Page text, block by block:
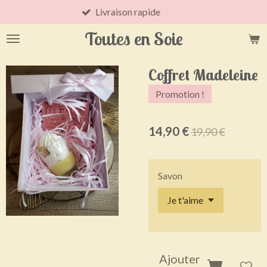
au
contenu
Toutes en Soie
Coffret Madeleine
Promotion !
14,90 €19,90 €
Savon
Ajouter